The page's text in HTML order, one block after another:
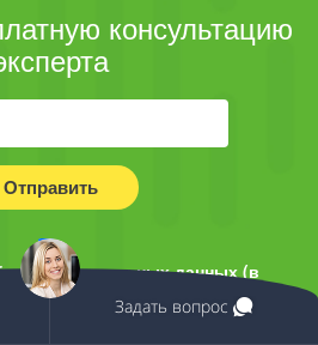
консультацию
Отправить
персональных данных (в
и получении информационных
Задать вопрос